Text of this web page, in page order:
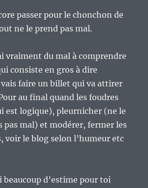
passer pour le chonchon de
ne le prend pas mal.
vraiment du mal à comprendre
consiste en gros à dire
faire un billet qui va attirer
au final quand les foudres
est logique), pleurnicher (ne le
pas mal) et modérer, fermer les
voir le blog selon l’humeur etc
beaucoup d’estime pour toi